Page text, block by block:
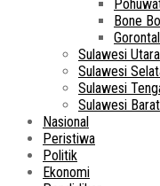
Bone
Sulawesi Utara
Sulawesi
Sulawesi
Sulawesi Barat
Nasional
Peristiwa
Politik
Ekonomi